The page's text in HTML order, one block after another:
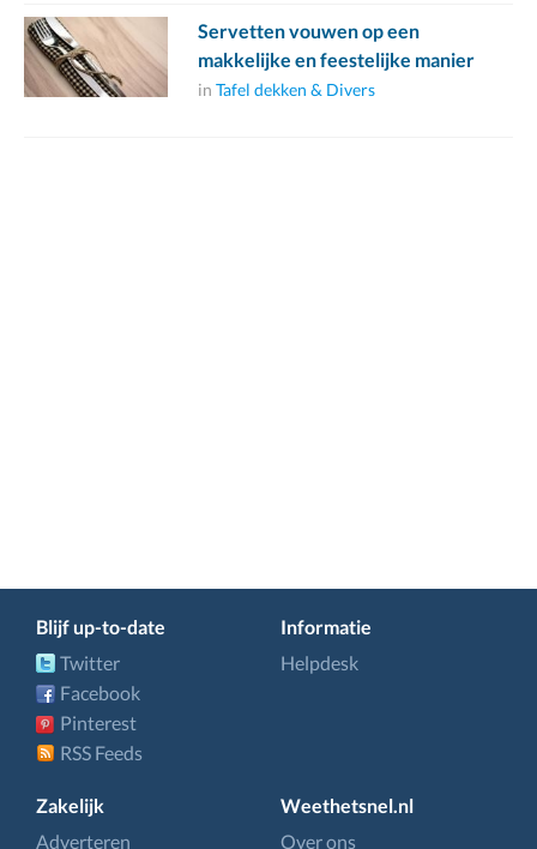
Servetten vouwen op een
makkelijke en feestelijke manier
in Tafel dekken & Divers
Blijf up-to-date
Twitter
Facebook
Pinterest
RSS Feeds
Informatie
Helpdesk
Zakelijk
Adverteren
Weethetsnel.nl
Over ons